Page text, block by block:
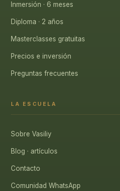
Inmersión · 6 meses
Diploma · 2 años
Masterclasses gratuitas
Precios e inversión
Preguntas frecuentes
LA ESCUELA
Sobre Vasiliy
Blog · artículos
Contacto
Comunidad WhatsApp